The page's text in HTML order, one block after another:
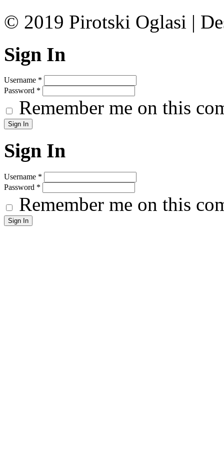
© 2019 Pirotski Oglasi |
Sign In
Username *
Password *
Remember me on this
Sign In
Username *
Password *
Remember me on this